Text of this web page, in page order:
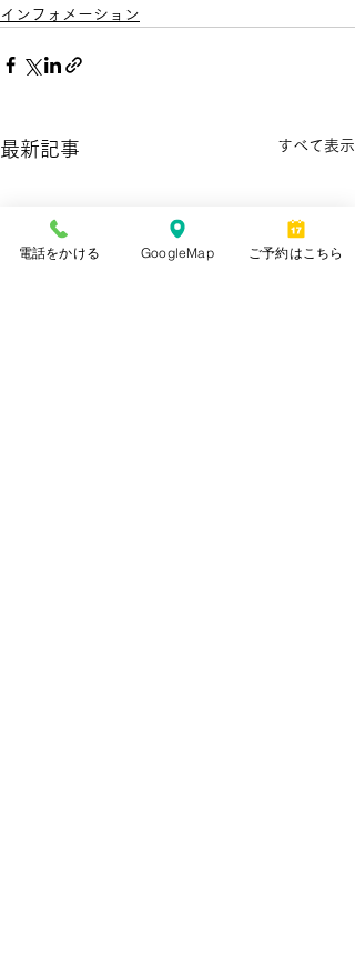
インフォメーション
最新記事 すべて表示
電話をかける GoogleMap ご予約はこちら